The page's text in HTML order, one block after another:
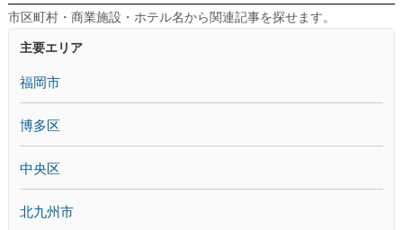
市区町村・商業施設・ホテル名から関連記事を探せます。
主要エリア
福岡市
博多区
中央区
北九州市